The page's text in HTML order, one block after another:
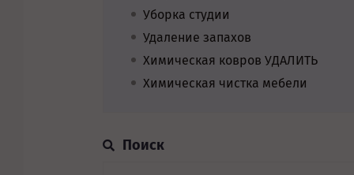
Уборка студии
Удаление запахов
Химическая ковров УДАЛИТЬ
Химическая чистка мебели